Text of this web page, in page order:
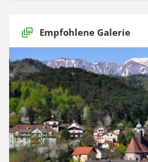
Empfohlene Galerie